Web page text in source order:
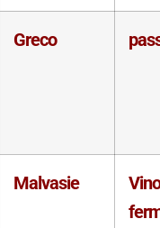
Greco
Malvasie
Vino